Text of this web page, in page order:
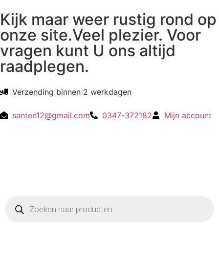
Kijk maar weer rustig rond op
onze site.Veel plezier. Voor
vragen kunt U ons altijd
raadplegen.
Verzending binnen 2 werkdagen
santen12@gmail.com 0347-372182 Mijn account